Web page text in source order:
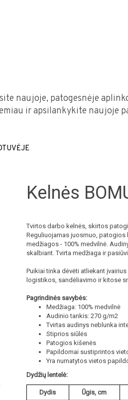
naujoje, patogesnėje
ir apsilankykite naujoje
Kelnės
Tvirtos darbo kelnės, skirtos
Reguliuojamas juosmuo,
medžiagos - 100% medvilnė.
skalbiant. Tvirta medžiaga ir
Puikiai tinka dėvėti atliekant
logistikos, sandėliavimo ir kitose
Pagrindinės savybės:
Medžiaga: 100% medvilnė
Audinio tankis: 270 g/m2
Tvirtas audinys neblunka
Stiprios siūlės
Patogios kišenės
Papildomai sustiprintos
Yra numatytos vietos
Dydžių lentelė:
Dydis Ūgis, cm